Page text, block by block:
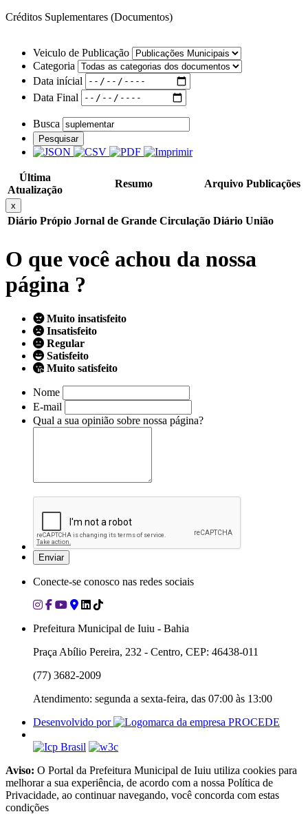
Créditos Suplementares (Documentos)
Veiculo de Publicação
Categoria
Data inícial
Data Final
Busca
Pesquisar
Última
Atualização
Resumo Arquivo Publicações
x
Diário Própio Jornal de Grande Circulação Diário União
O que você achou da nossa
página ?
Muito insatisfeito
Insatisfeito
Regular
Satisfeito
Muito satisfeito
Nome
E-mail
Qual a sua opinião sobre nossa página?
Conecte-se conosco nas redes sociais
Prefeitura Municipal de Iuiu - Bahia
Praça Abílio Pereira, 232 - Centro, CEP: 46438-011
(77) 3682-2009
Atendimento: segunda a sexta-feira, das 07:00 às 13:00
Desenvolvido por
Aviso: O Portal da Prefeitura Municipal de Iuiu utiliza cookies para
melhorar a sua experiência, de acordo com a nossa Política de
Privacidade, ao continuar navegando, você concorda com estas
condições